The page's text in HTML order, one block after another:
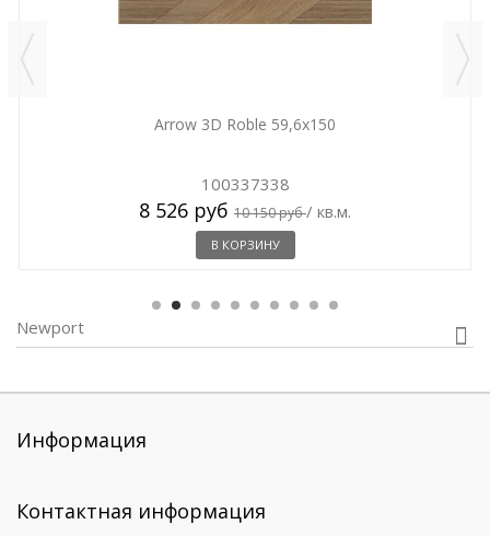
Arrow 3D Roble 59,6x150
100337338
8 526 руб 10 150 руб/ кв.м.
В КОРЗИНУ
Newport
Информация
Контактная информация